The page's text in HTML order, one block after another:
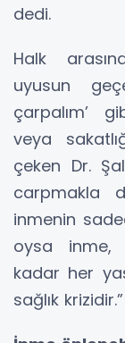
dedi.
Halk
uyusun
çarpalım’
veya
çeken Dr.
carpmakla
inmenin
oysa inme,
kadar her
sağlık